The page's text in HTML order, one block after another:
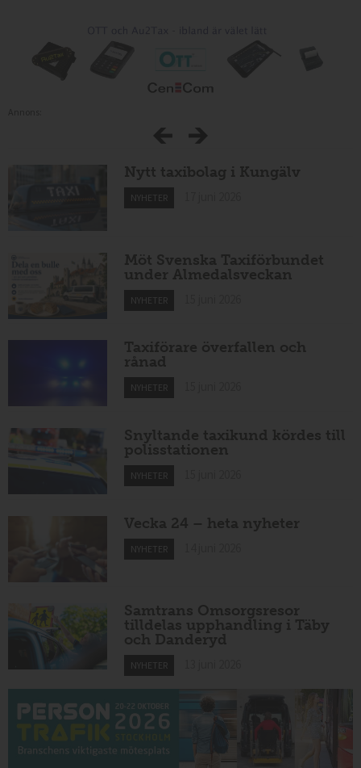
Nytt taxibolag i Kungälv
NYHETER
Möt Svenska Taxiförbundet
under Almedalsveckan
NYHETER
Taxiförare överfallen och
rånad
NYHETER
Snyltande taxikund kördes till
polisstationen
NYHETER
Vecka 24 – heta nyheter
NYHETER
Samtrans Omsorgsresor
tilldelas upphandling i Täby
och Danderyd
NYHETER